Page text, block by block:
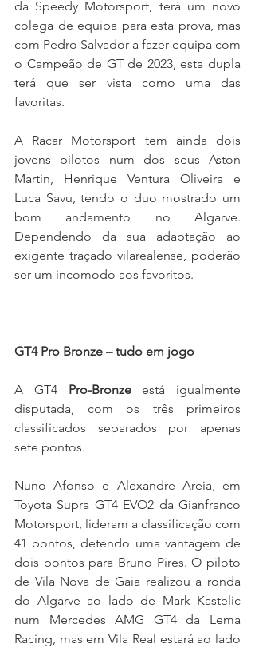
da Speedy Motorsport, terá um novo
colega de equipa para esta prova, mas
com Pedro Salvador a fazer equipa com
o Campeão de GT de 2023, esta dupla
terá que ser vista como uma das
favoritas.
A Racar Motorsport tem ainda dois
jovens pilotos num dos seus Aston
Martin, Henrique Ventura Oliveira e
Luca Savu, tendo o duo mostrado um
bom andamento no Algarve.
Dependendo da sua adaptação ao
exigente traçado vilarealense, poderão
ser um incomodo aos favoritos.
GT4 Pro Bronze – tudo em jogo
A GT4 Pro-Bronze está igualmente
disputada, com os três primeiros
classificados separados por apenas
sete pontos.
Nuno Afonso e Alexandre Areia, em
Toyota Supra GT4 EVO2 da Gianfranco
Motorsport, lideram a classificação com
41 pontos, detendo uma vantagem de
dois pontos para Bruno Pires. O piloto
de Vila Nova de Gaia realizou a ronda
do Algarve ao lado de Mark Kastelic
num Mercedes AMG GT4 da Lema
Racing, mas em Vila Real estará ao lado